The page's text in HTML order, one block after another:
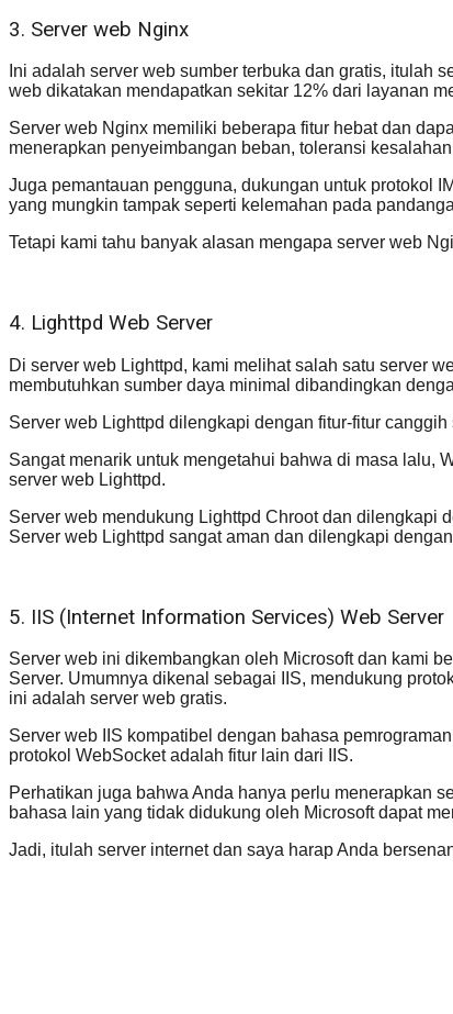
3. Server web Nginx
Ini adalah server web sumber terbuka dan gratis, itulah
web dikatakan mendapatkan sekitar 12% dari layanan
Server web Nginx memiliki beberapa fitur hebat dan
menerapkan penyeimbangan beban, toleransi
Juga pemantauan pengguna, dukungan untuk protokol
yang mungkin tampak seperti kelemahan pada
Tetapi kami tahu banyak alasan mengapa server web
4. Lighttpd Web Server
Di server web Lighttpd, kami melihat salah satu server
membutuhkan sumber daya minimal dibandingkan
Server web Lighttpd dilengkapi dengan fitur-fitur
Sangat menarik untuk mengetahui bahwa di masa lalu,
server web Lighttpd.
Server web mendukung Lighttpd Chroot dan dilengkapi
Server web Lighttpd sangat aman dan dilengkapi
5. IIS (Internet Information Services) Web Server
Server web ini dikembangkan oleh Microsoft dan kami
Server. Umumnya dikenal sebagai IIS, mendukung
ini adalah server web gratis.
Server web IIS kompatibel dengan bahasa
protokol WebSocket adalah fitur lain dari IIS.
Perhatikan juga bahwa Anda hanya perlu menerapkan
bahasa lain yang tidak didukung oleh Microsoft dapat
Jadi, itulah server internet dan saya harap Anda